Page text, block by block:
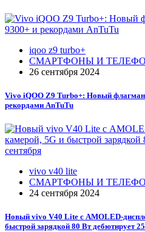
iqoo z9 turbo+
СМАРТФОНЫ И
26 сентября 2024
Vivo iQOO Z9 Turbo+: Новый флагман
рекордами AnTuTu
vivo v40 lite
СМАРТФОНЫ И
24 сентября 2024
Новый vivo V40 Lite с AMOLED-
быстрой зарядкой 80 Вт дебютирует